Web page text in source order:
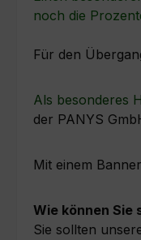
noch die
Für den
Als besonderes
der PANYS
Mit einem
Wie können Sie
Sie sollten